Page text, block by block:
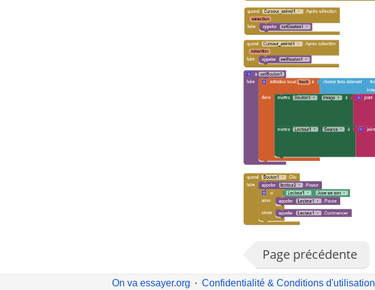
Page précédente
On va essayer.org Confidentialité & Conditions d'utilisation